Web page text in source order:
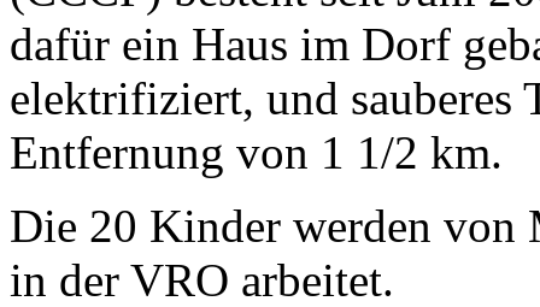
dafür ein Haus im Dorf
elektrifiziert, und sauberes
Entfernung von 1 1/2 km.
Die 20 Kinder werden von
in der VRO arbeitet.